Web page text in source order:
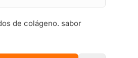
de colágeno. sabor